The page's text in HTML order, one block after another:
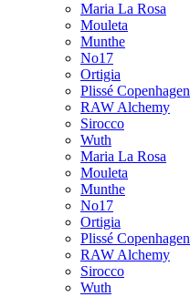
Maria La Rosa
Mouleta
Munthe
No17
Ortigia
Plissé Copenhagen
RAW Alchemy
Sirocco
Wuth
Maria La Rosa
Mouleta
Munthe
No17
Ortigia
Plissé Copenhagen
RAW Alchemy
Sirocco
Wuth